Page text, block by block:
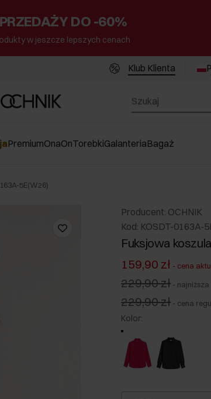
DO -60%
w jeszcze lepszych cenach
Klub Klienta
PremiumOnaOnTorebkiGalanteriaBagaż
5E(W26)
Producent: OCHNIK
Kod: KOSDT-0163A-
Fuksjowa
159,90 zł - cena
229,90 zł -
229,90 zł - cena
Kolor: